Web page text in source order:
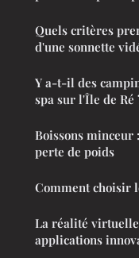
Quels critères
d'une sonnette
Y a-t-il des
spa sur l'Île de Ré
Boissons minceur
perte de poids
Comment choisir
La réalité
applications